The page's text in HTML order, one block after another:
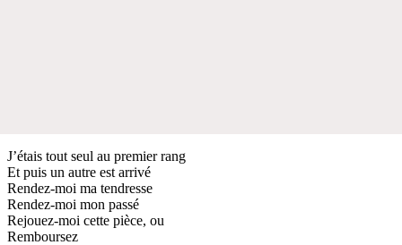
J’étais tout seul au premier rang
Et puis un autre est arrivé
Rendez-moi ma tendresse
Rendez-moi mon passé
Rejouez-moi cette pièce, ou
Remboursez